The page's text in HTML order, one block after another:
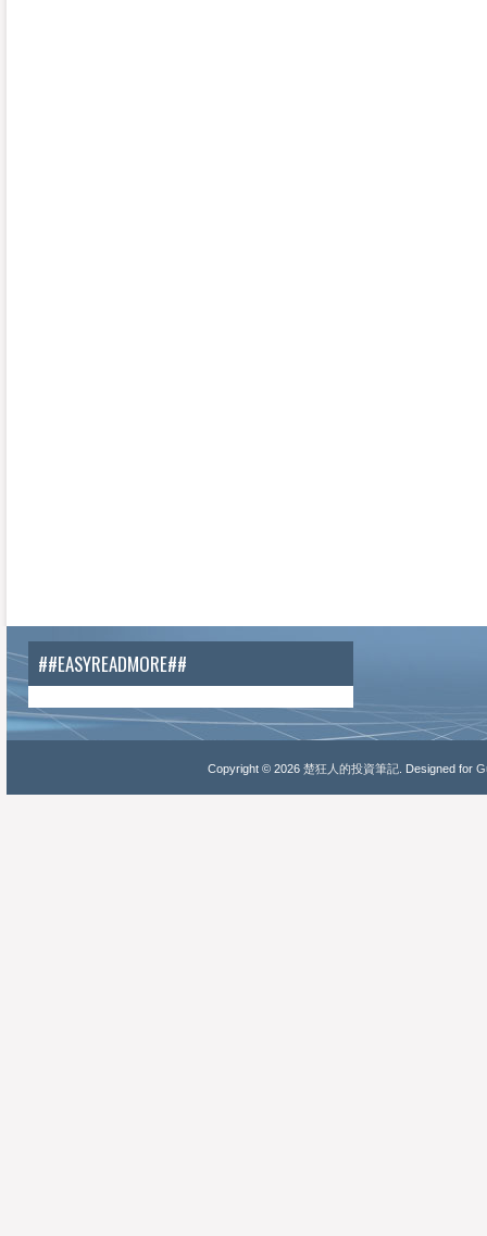
##EASYREADMORE##
Copyright © 2026 楚狂人的投資筆記. Designed for